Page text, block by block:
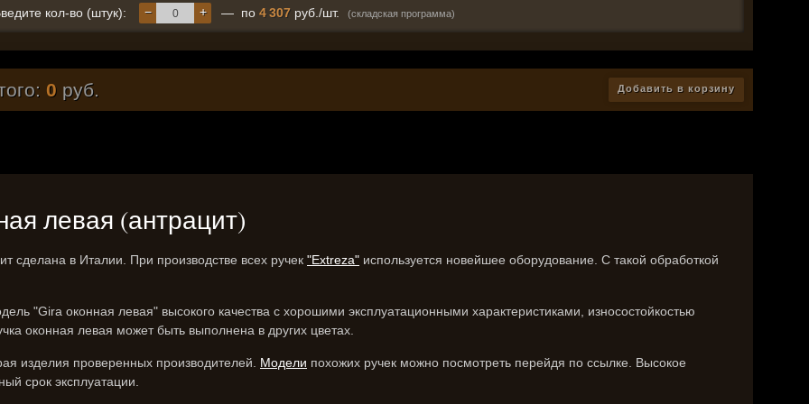
кол-во (штук): +
− — по 4 307 руб./шт. (складская программа)
0 руб. Добавить в корзину
левая (антрацит)
сделана в Италии. При производстве всех ручек "Extreza" используется новейшее оборудование. С такой обработкой
"Gira оконная левая" высокого качества с хорошими эксплуатационными характеристиками, износостойкостью
оконная левая может быть выполнена в других цветах.
изделия проверенных производителей. Модели похожих ручек можно посмотреть перейдя по ссылке. Высокое
срок эксплуатации.